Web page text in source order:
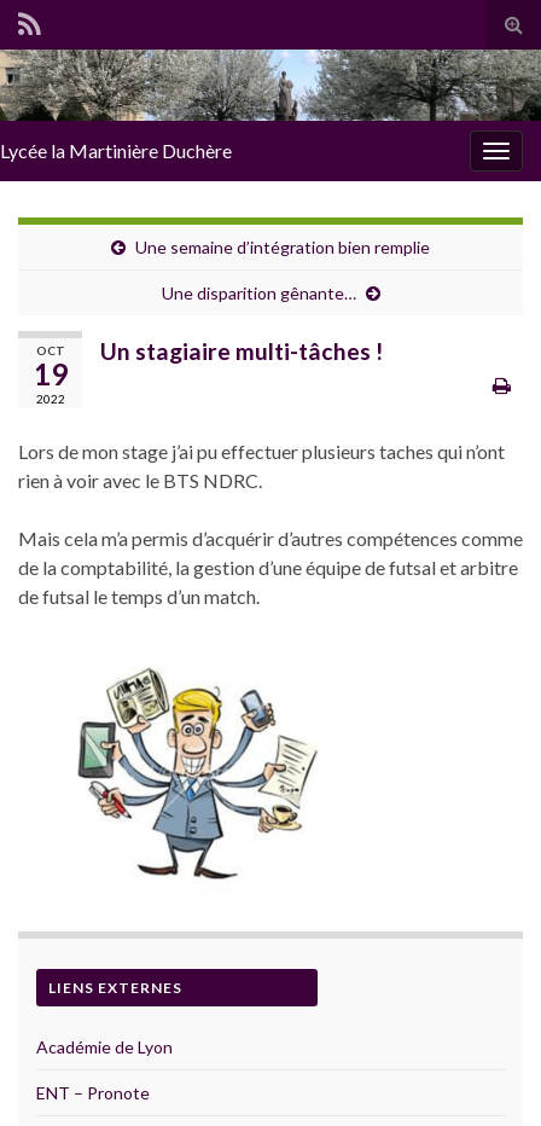
Lycée la Martinière Duchère
Une semaine d’intégration bien remplie
Une disparition gênante…
OCT
19
2022
Un stagiaire multi-tâches !
Lors de mon stage j’ai pu effectuer plusieurs taches qui n’ont
rien à voir avec le BTS NDRC.
Mais cela m’a permis d’acquérir d’autres compétences comme
de la comptabilité, la gestion d’une équipe de futsal et arbitre
de futsal le temps d’un match.
LIENS EXTERNES
Académie de Lyon
ENT – Pronote